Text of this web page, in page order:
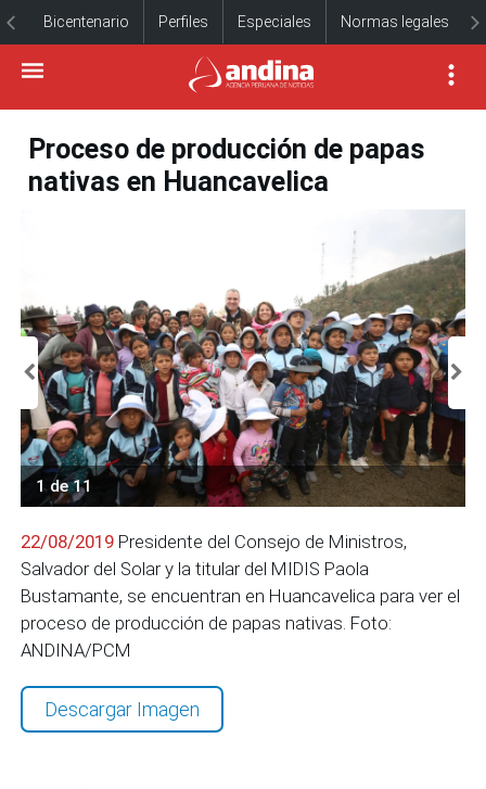
Bicentenario Perfiles Especiales Normas legales
Proceso de producción de papas
nativas en Huancavelica
1 de 11
22/08/2019 Presidente del Consejo de Ministros,
Salvador del Solar y la titular del MIDIS Paola
Bustamante, se encuentran en Huancavelica para ver el
proceso de producción de papas nativas. Foto:
ANDINA/PCM
Descargar Imagen